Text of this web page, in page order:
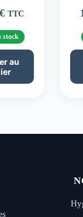
€ TTC
stock
au